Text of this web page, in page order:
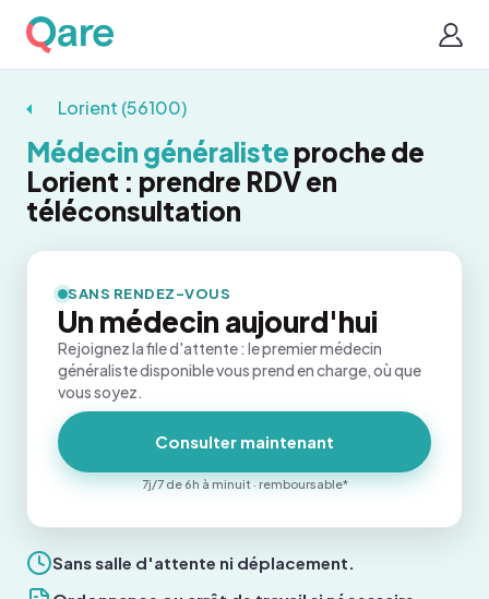
Lorient (56100)
Médecin généraliste proche de
Lorient : prendre RDV en
téléconsultation
Sans salle d'attente ni déplacement.
SANS RENDEZ-VOUS
Un médecin aujourd'hui
Rejoignez la file d'attente : le premier médecin
généraliste disponible vous prend en charge, où que
vous soyez.
Consulter maintenant
7j/7 de 6h à minuit · remboursable*